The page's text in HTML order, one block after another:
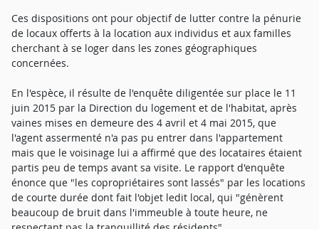
Ces dispositions ont pour objectif de lutter contre la pénurie
de locaux offerts à la location aux individus et aux familles
cherchant à se loger dans les zones géographiques
concernées.
En l'espèce, il résulte de l'enquête diligentée sur place le 11
juin 2015 par la Direction du logement et de l'habitat, après
vaines mises en demeure des 4 avril et 4 mai 2015, que
l'agent assermenté n'a pas pu entrer dans l'appartement
mais que le voisinage lui a affirmé que des locataires étaient
partis peu de temps avant sa visite. Le rapport d'enquête
énonce que "les copropriétaires sont lassés" par les locations
de courte durée dont fait l'objet ledit local, qui "génèrent
beaucoup de bruit dans l'immeuble à toute heure, ne